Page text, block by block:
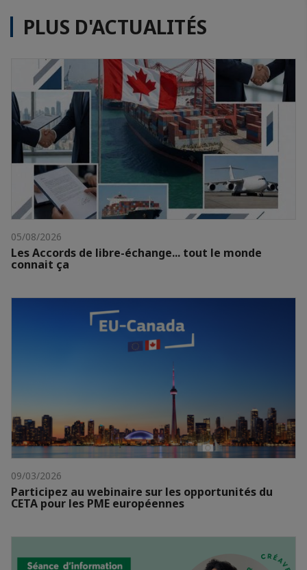
PLUS D'ACTUALITÉS
05/08/2026
Les Accords de libre-échange... tout le monde
connait ça
09/03/2026
Participez au webinaire sur les opportunités du
CETA pour les PME européennes